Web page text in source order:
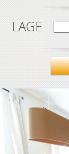
LAGE